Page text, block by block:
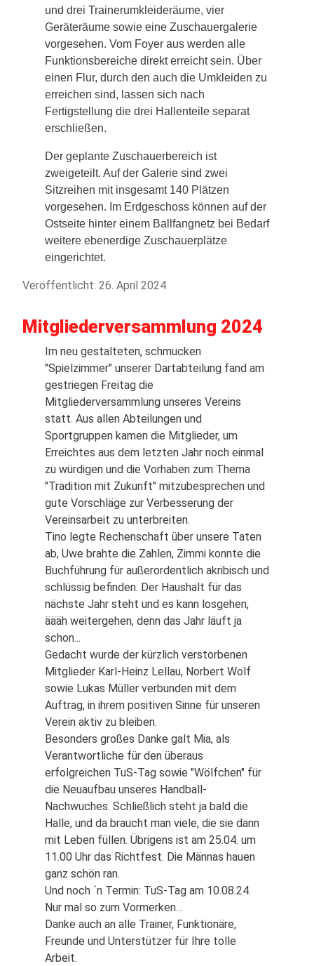
und drei Trainerumkleideräume, vier
Geräteräume sowie eine Zuschauergalerie
vorgesehen. Vom Foyer aus werden alle
Funktionsbereiche direkt erreicht sein. Über
einen Flur, durch den auch die Umkleiden zu
erreichen sind, lassen sich nach
Fertigstellung die drei Hallenteile separat
erschließen.
Der geplante Zuschauerbereich ist
zweigeteilt. Auf der Galerie sind zwei
Sitzreihen mit insgesamt 140 Plätzen
vorgesehen. Im Erdgeschoss können auf der
Ostseite hinter einem Ballfangnetz bei Bedarf
weitere ebenerdige Zuschauerplätze
eingerichtet.
Veröffentlicht: 26. April 2024
Mitgliederversammlung 2024
Im neu gestalteten, schmucken
"Spielzimmer" unserer Dartabteilung fand am
gestriegen Freitag die
Mitgliederversammlung unseres Vereins
statt. Aus allen Abteilungen und
Sportgruppen kamen die Mitglieder, um
Erreichtes aus dem letzten Jahr noch einmal
zu würdigen und die Vorhaben zum Thema
"Tradition mit Zukunft" mitzubesprechen und
gute Vorschläge zur Verbesserung der
Vereinsarbeit zu unterbreiten.
Tino legte Rechenschaft über unsere Taten
ab, Uwe brahte die Zahlen, Zimmi konnte die
Buchführung für außerordentlich akribisch und
schlüssig befinden. Der Haushalt für das
nächste Jahr steht und es kann losgehen,
äääh weitergehen, denn das Jahr läuft ja
schon...
Gedacht wurde der kürzlich verstorbenen
Mitglieder Karl-Heinz Lellau, Norbert Wolf
sowie Lukas Müller verbunden mit dem
Auftrag, in ihrem positiven Sinne für unseren
Verein aktiv zu bleiben.
Besonders großes Danke galt Mia, als
Verantwortliche für den überaus
erfolgreichen TuS-Tag sowie "Wölfchen" für
die Neuaufbau unseres Handball-
Nachwuches. Schließlich steht ja bald die
Halle, und da braucht man viele, die sie dann
mit Leben füllen. Übrigens ist am 25.04. um
11.00 Uhr das Richtfest. Die Männas hauen
ganz schön ran.
Und noch ´n Termin: TuS-Tag am 10.08.24.
Nur mal so zum Vormerken...
Danke auch an alle Trainer, Funktionäre,
Freunde und Unterstützer für Ihre tolle
Arbeit.